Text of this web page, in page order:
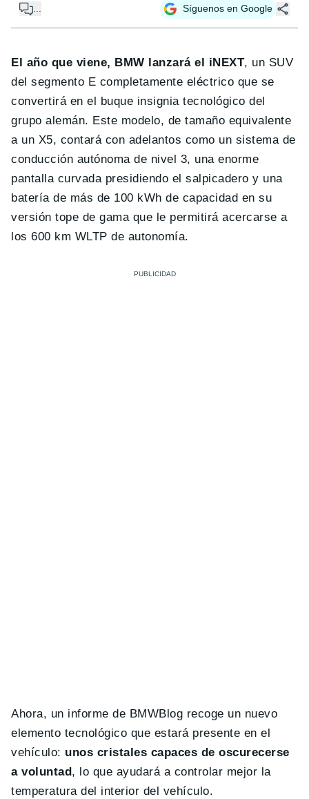
... Síguenos en Google
El año que viene, BMW lanzará el iNEXT, un SUV
del segmento E completamente eléctrico que se
convertirá en el buque insignia tecnológico del
grupo alemán. Este modelo, de tamaño equivalente
a un X5, contará con adelantos como un sistema de
conducción autónoma de nivel 3, una enorme
pantalla curvada presidiendo el salpicadero y una
batería de más de 100 kWh de capacidad en su
versión tope de gama que le permitirá acercarse a
los 600 km WLTP de autonomía.
Ahora, un informe de BMWBlog recoge un nuevo
elemento tecnológico que estará presente en el
vehículo: unos cristales capaces de oscurecerse
a voluntad , lo que ayudará a controlar mejor la
temperatura del interior del vehículo.